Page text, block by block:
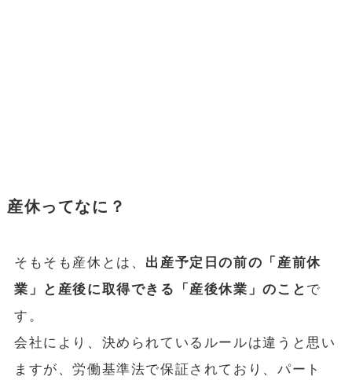
産休ってなに？
そもそも産休とは、 出産予定日の前の「産前休
業」と産後に取得できる「産後休業」のこと で
す。
会社により、決められているルールは違うと思い
ますが、労働基準法で保証されており、パート